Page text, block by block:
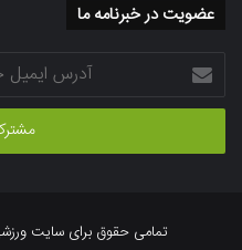
عضویت در خبرنامه ما
آدرس
ایمیل
خود
وارد
تمامی حقوق برای سایت